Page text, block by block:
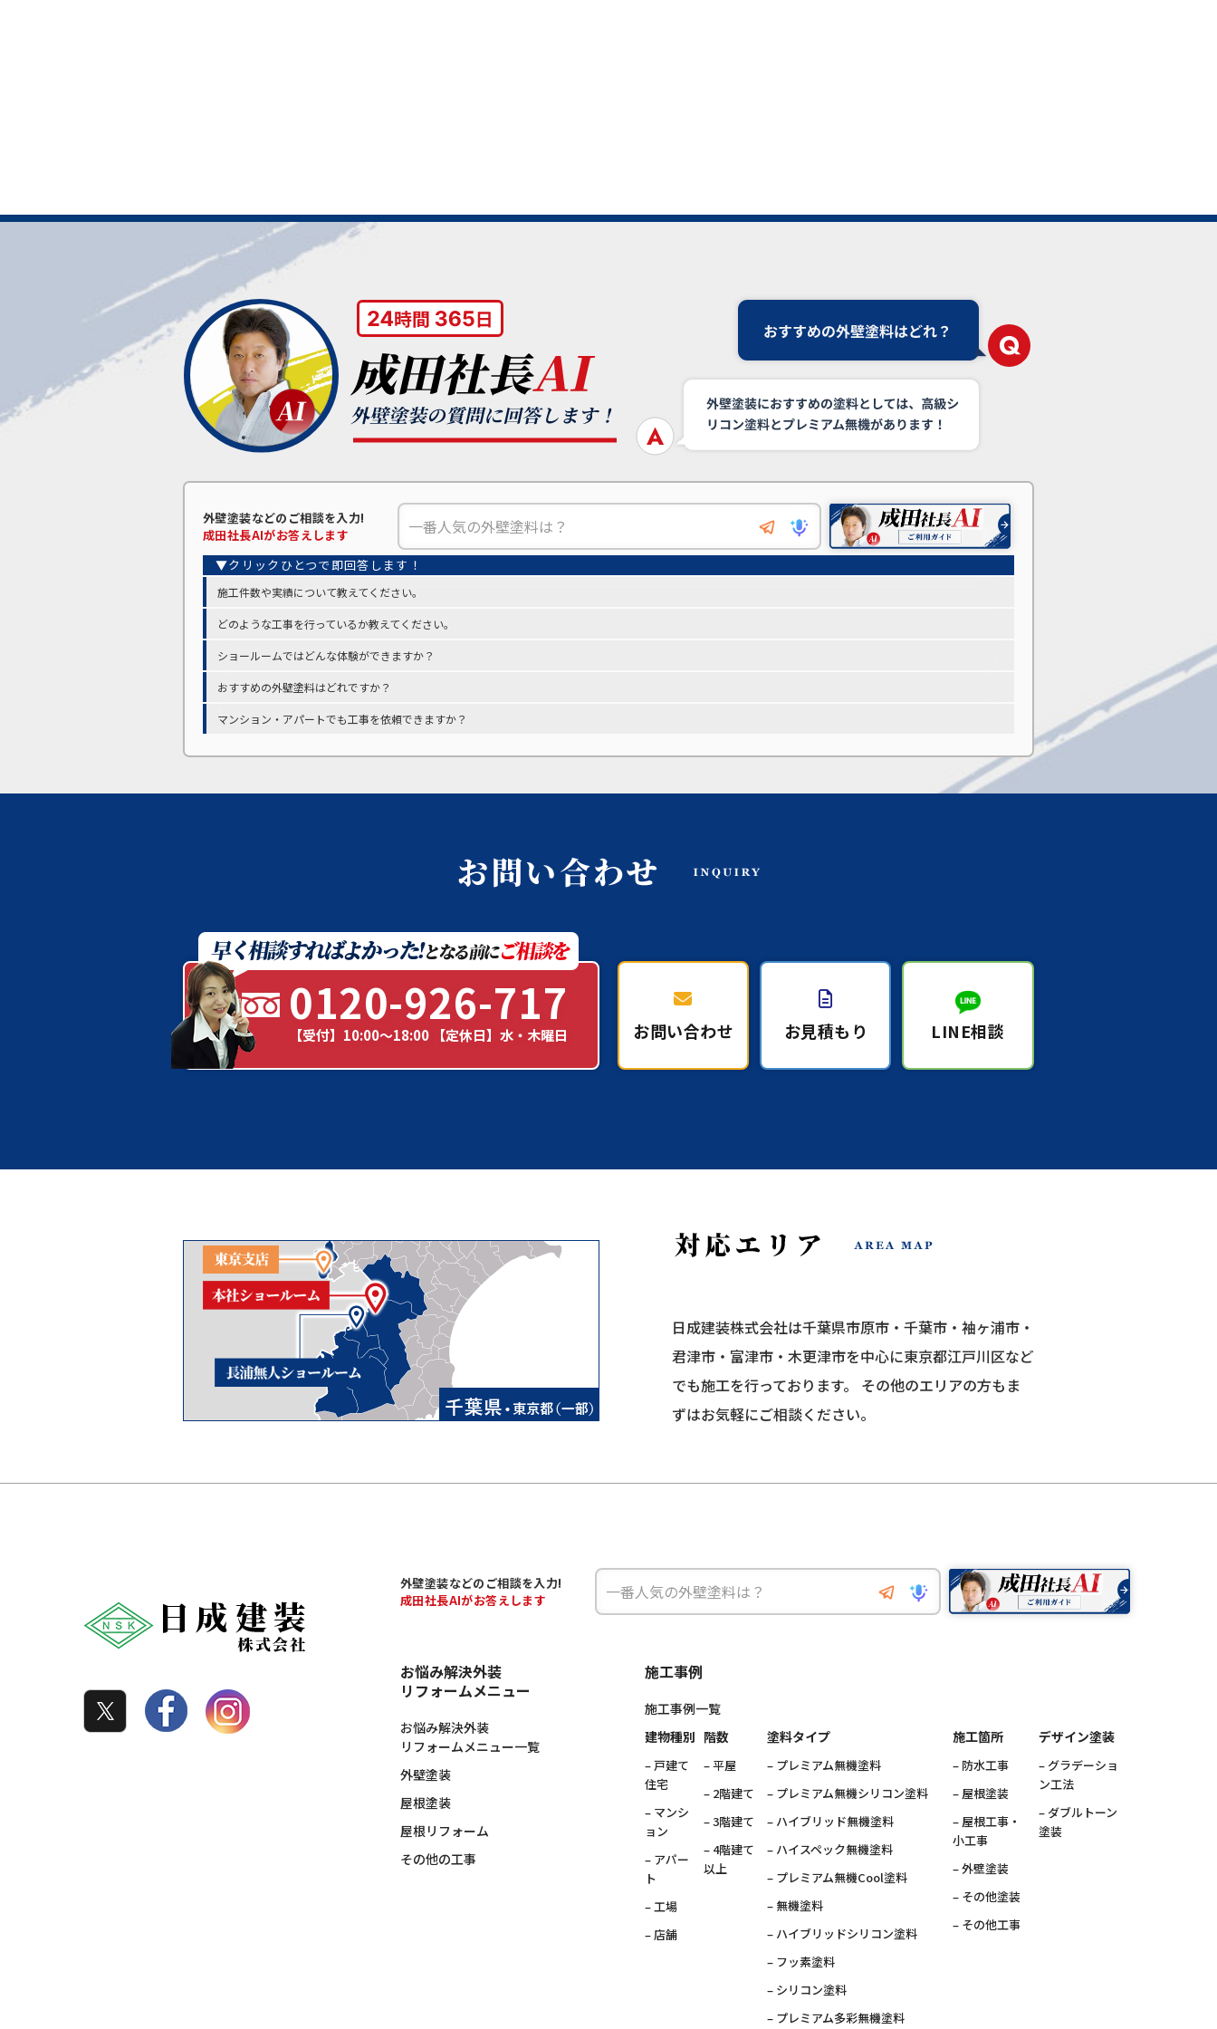
外壁塗装などの ご相談を入力!
成田社長AIがお答えします
施工件数や実績について教えてください。
どのような工事を行っているか教えてください。
ショールームではどんな体験ができますか？
おすすめの外壁塗料はどれですか？
マンション・アパートでも工事を依頼できますか？
0120-926-717
【受付】10:00～18:00 【定休日】水・木曜日 お問い合わせ お見積もり LINE相談
日成建装株式会社は千葉県市原市・千葉市・袖ヶ浦市・
君津市・富津市・木更津市を中心に東京都江戸川区など
でも施工を行っております。
その他のエリアの方もま
ずはお気軽にご相談ください。
外壁塗装などの ご相談を入力!
成田社長AIがお答えします
お悩み解決外装
リフォームメニュー
お悩み解決外装
リフォームメニュー一覧
外壁塗装
屋根塗装
屋根リフォーム
その他の工事
施工事例
施工事例一覧
建物種別
– 戸建て
住宅
– マンシ
ョン
– アパー
ト
– 工場
– 店舗
階数
– 平屋
– 2階建て
– 3階建て
– 4階建て
以上
塗料タイプ
– プレミアム無機塗料
– プレミアム無機シリコン塗料
– ハイブリッド無機塗料
– ハイスペック無機塗料
– プレミアム無機Cool塗料
– 無機塗料
– ハイブリッドシリコン塗料
– フッ素塗料
– シリコン塗料
– プレミアム多彩無機塗料
施工箇所
– 防水工事
– 屋根塗装
– 屋根工事・
小工事
– 外壁塗装
– その他塗装
– その他工事
デザイン塗装
– グラデーショ
ン工法
– ダブルトーン
塗装